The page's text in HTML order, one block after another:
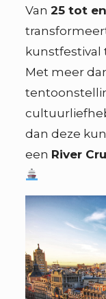
Van 25 tot
kunstfestival
Met meer
dan deze
een River